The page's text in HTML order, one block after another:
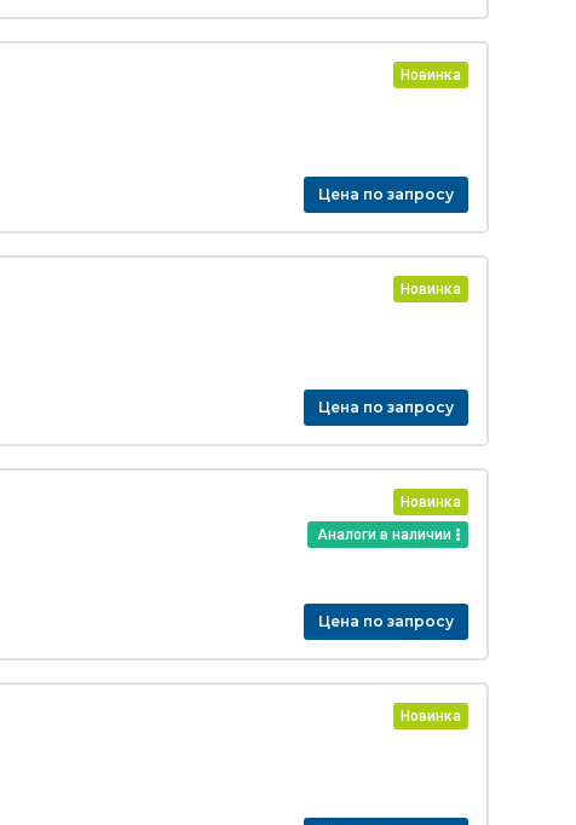
Новинка
Цена по запросу
Новинка
Цена по запросу
Новинка
Аналоги в наличии
Цена по запросу
Новинка